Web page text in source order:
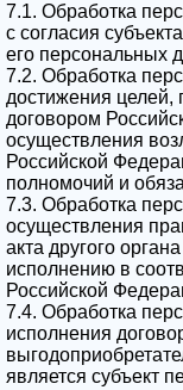
7.1. Обработка
с согласия
его персональных
7.2. Обработка
достижения
договором
осуществления
Российской
полномочий и
7.3. Обработка
осуществления
акта другого
исполнению в
Российской
7.4. Обработка
исполнения
является субъект